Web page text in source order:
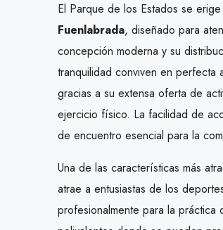
El Parque de los Estados se
Fuenlabrada, diseñado para
concepción moderna y su
tranquilidad conviven en perfecta
gracias a su extensa oferta de
ejercicio físico. La facilidad de
de encuentro esencial para la
Una de las características más
atrae a entusiastas de los
profesionalmente para la práctica